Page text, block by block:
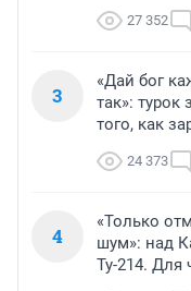
27 352
3
«Дай бог
так»:
того, как
24 373
4
«Только
шум»: над
Ту-214. Для